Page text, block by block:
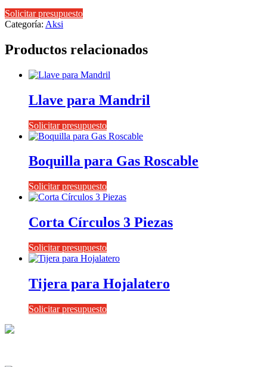
Solicitar presupuesto
Categoría: Aksi
Productos relacionados
Llave para Mandril
Solicitar presupuesto
Boquilla para Gas Roscable
Solicitar presupuesto
Corta Círculos 3 Piezas
Solicitar presupuesto
Tijera para Hojalatero
Solicitar presupuesto